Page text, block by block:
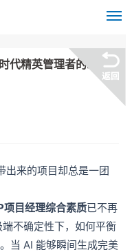
代精英管理者的三维
出来的项目却总是一团
项目经理综合素质已不再
不确定性下，如何平衡
当 AI 能够瞬间生成完美